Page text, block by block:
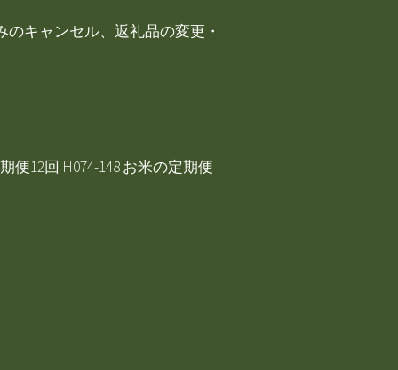
のキャンセル、返礼品の変更・
12回 H074-148 お米の定期便